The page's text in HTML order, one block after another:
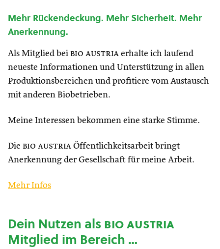
Mehr Rückendeckung. Mehr Sicherheit. Mehr
Anerkennung.
Als Mitglied bei bio austria erhalte ich laufend
neueste Informationen und Unterstützung in allen
Produktionsbereichen und profitiere vom Austausch
mit anderen Biobetrieben.
Meine Interessen bekommen eine starke Stimme.
Die bio austria Öffentlichkeitsarbeit bringt
Anerkennung der Gesellschaft für meine Arbeit.
Mehr Infos
Dein Nutzen alsbio austria
Mitglied im Bereich …